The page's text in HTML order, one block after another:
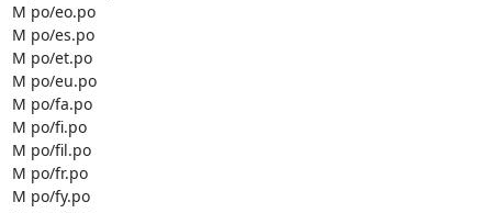
M po/eo.po
M po/es.po
M po/et.po
M po/eu.po
M po/fa.po
M po/fi.po
M po/fil.po
M po/fr.po
M po/fy.po